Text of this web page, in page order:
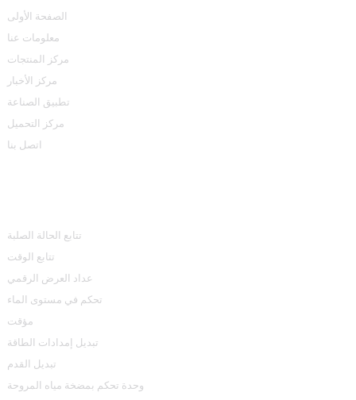
الصفحة الأولى
معلومات عنا
مركز المنتجات
مركز الأخبار
تطبيق الصناعة
مركز التحميل
اتصل بنا
تتابع الحالة الصلبة
تتابع الوقت
عداد العرض الرقمي
تحكم في مستوى الماء
مؤقت
تبديل إمدادات الطاقة
تبديل القدم
وحدة تحكم بمضخة مياه المروحة